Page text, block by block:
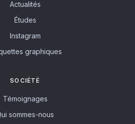
Actualités
Études
Instagram
graphiques
SOCIÉTÉ
Témoignages
sommes-nous